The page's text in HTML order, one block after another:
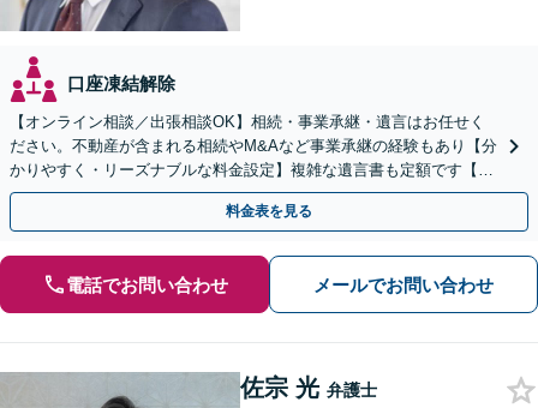
口座凍結解除
【オンライン相談／出張相談OK】相続・事業承継・遺言はお任せく
ださい。不動産が含まれる相続やM&Aなど事業承継の経験もあり【分
かりやすく・リーズナブルな料金設定】複雑な遺言書も定額です【夜
間・休日対応可能】【藤崎駅徒歩5分】【弁護士歴7年】
料金表を見る
電話でお問い合わせ メールでお問い合わせ
佐宗 光 弁護士